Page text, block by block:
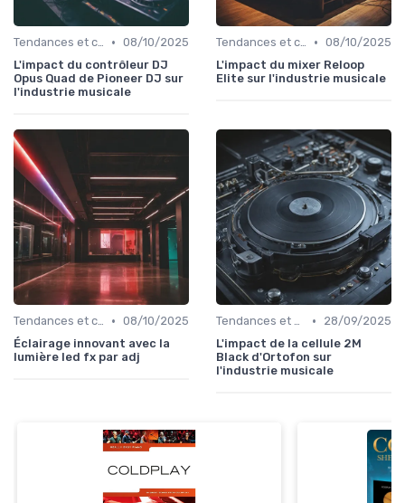
Tendances et chiffres du marché • 08/10/2025
L'impact du contrôleur DJ
Opus Quad de Pioneer DJ sur
l'industrie musicale
Tendances et chiffres du marché • 08/10/2025
L'impact du mixer Reloop
Elite sur l'industrie musicale
Tendances et chiffres du marché • 08/10/2025
Éclairage innovant avec la
lumière led fx par adj
Tendances et chiffres du marché •
28/09/2025
L'impact de la cellule 2M
Black d'Ortofon sur
l'industrie musicale